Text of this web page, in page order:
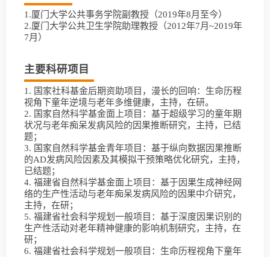
1.厦门大学公共事务学院副教授（2019年8月至今）
2.厦门大学公共卫生学院助理教授（2012年7月~2019年
7月）
主要科研项目
1. 国家社科基金后期资助项目，漫长的回响：生命历程
视角下童年逆境与老年多维健康，主持，在研。
2. 国家自然科学基金面上项目：基于超级学习的童年期
状况与老年痴呆发病风险的因果推断研究，主持，已结
题；
3. 国家自然科学基金青年项目：基于纵向数据因果推断
的AD发病风险因素及其模拟干预策略优化研究，主持，
已结题；
4. 福建省自然科学基金面上项目：基于因果生成神经网
络的生产性活动与老年痴呆发病风险的因果中介研究，
主持，在研；
5. 福建省社会科学规划一般项目：基于深度因果识别的
生产性活动对老年精神健康的影响机制研究，主持，在
研；
6. 福建省社会科学规划一般项目：生命历程视角下童年